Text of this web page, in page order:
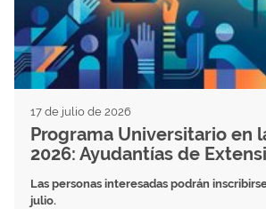
17 de julio de 2026
Programa Universitario en
2026: Ayudantías de
Las personas interesadas podrán
julio.